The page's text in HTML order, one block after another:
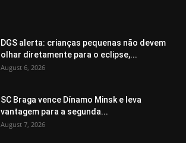
DGS alerta: crianças pequenas não devem
olhar diretamente para o eclipse,...
August 6, 2026
SC Braga vence Dínamo Minsk e leva
vantagem para a segunda...
August 7, 2026